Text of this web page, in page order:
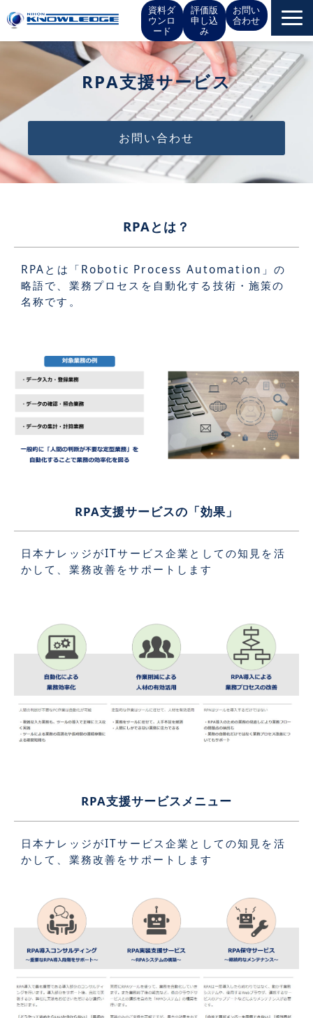
資料ダ
ウンロ
ード
評価版
申し込
み
お問い
合わせ
サービス一覧
お役立ち情報
お知らせ
採用情報
RPA支援サービス
お問い合わせ
RPAとは？
RPAとは「Robotic Process Automation」の
略語で、業務プロセスを自動化する技術・施策の
名称です。
RPA支援サービスの「効果」
日本ナレッジがITサービス企業としての知見を活
かして、業務改善をサポートします
RPA支援サービスメニュー
日本ナレッジがITサービス企業としての知見を活
かして、業務改善をサポートします